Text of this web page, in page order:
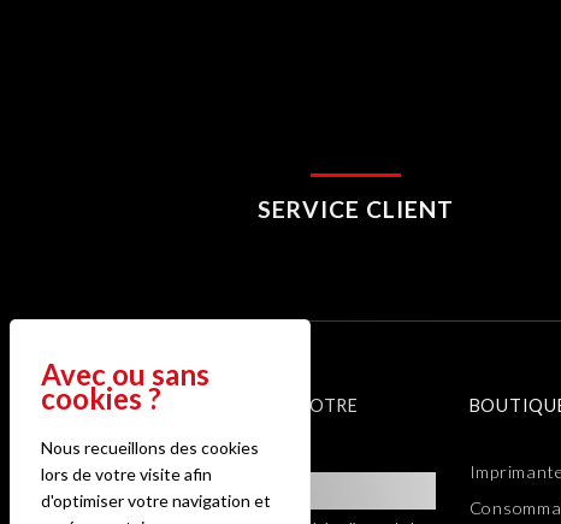
SERVICE CLIENT
ABONNEZ-VOUS À NOTRE
Nous recueillons des cookies
lors de votre visite afin
d'optimiser votre navigation et